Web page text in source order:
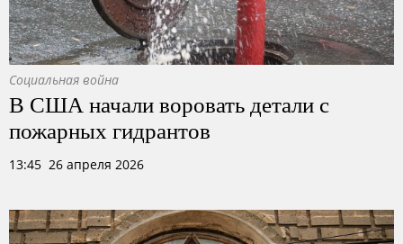
Социальная война
В США начали воровать детали с
пожарных гидрантов
13:45 26 апреля 2026